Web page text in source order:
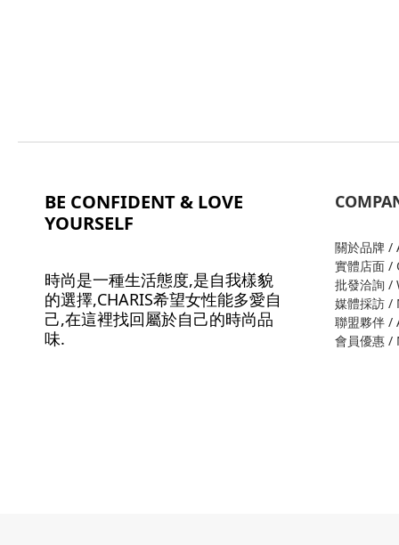
BE CONFIDENT & LOVE
YOURSELF
時尚是一種生活態度,是自我樣貌
的選擇,CHARIS希望女性能多愛自
己,在這裡找回屬於自己的時尚品
味.
關於品牌 /
實體店面 /
批發洽詢 /
媒體採訪
聯盟夥伴 /
會員優惠